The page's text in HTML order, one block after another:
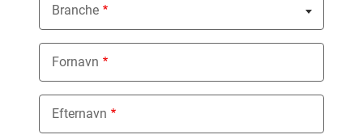
Branche
Nothing selected
Fornavn
Efternavn